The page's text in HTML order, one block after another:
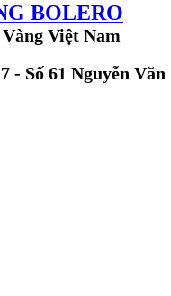
BOLERO
Việt Nam
- Số 61 Nguyễn